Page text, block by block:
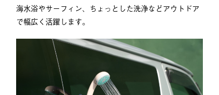
海水浴やサーフィン、ちょっとした洗浄などアウトドア
で幅広く活躍します。